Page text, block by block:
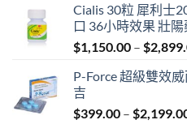
was:
Cialis 30粒 犀利士
口 36小時效果 壯
$1,150.00 – $
P-Force 超級雙效
吉
$399.00 – $